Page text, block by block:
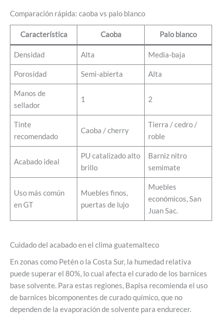
Comparación rápida: caoba vs palo blanco
Característica Caoba Palo blanco
Densidad Alta Media-baja
Porosidad Semi-abierta Alta
Manos de
sellador
1 2
Tinte
recomendado
Caoba / cherry
Tierra / cedro /
roble
Acabado ideal
PU catalizado alto
brillo
Barniz nitro
semimate
Uso más común
en GT
Muebles finos,
puertas de lujo
Muebles
económicos, San
Juan Sac.
Cuidado del acabado en el clima guatemalteco
En zonas como Petén o la Costa Sur, la humedad relativa
puede superar el 80%, lo cual afecta el curado de los barnices
base solvente. Para estas regiones, Bapisa recomienda el uso
de barnices bicomponentes de curado químico, que no
dependen de la evaporación de solvente para endurecer.